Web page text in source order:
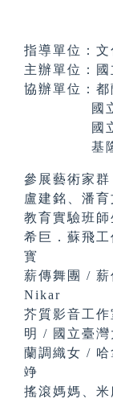
指導單位：文
主辦單位：
協辦單位：
國立臺灣
國立臺
基隆市
參展藝術家群
盧建銘、潘
教育實驗班師
希巨．蘇飛
寳
薪傳舞團 /
Nikar
芥質影音工
明 / 國立臺
蘭調織女 / 哈
竫
搖滾媽媽、